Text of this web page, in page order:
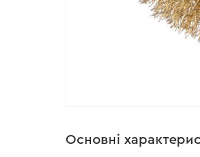
Основні